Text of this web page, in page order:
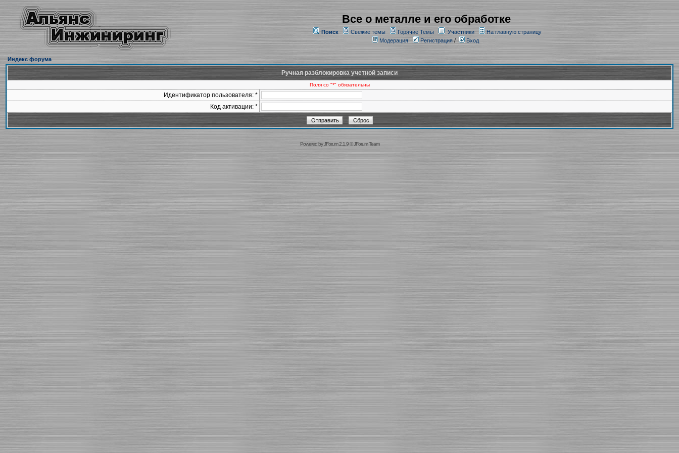
Все о металле и его обработке
Поиск Свежие темы Горячие Темы Участники
На главную страницу
Модерация
Регистрация/ Вход
Индекс форума
Ручная разблокировка учетной записи
Поля со "*" обязательны
Идентификатор пользователя: *
Код активации: *
Powered byJForum 2.1.9©JForum Team